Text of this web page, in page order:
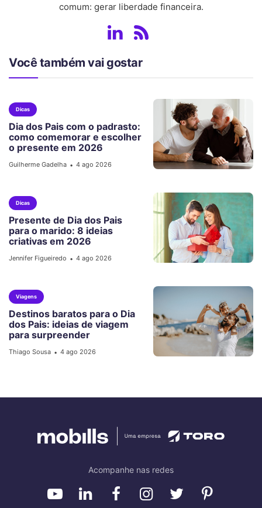
comum: gerar liberdade financeira.
Você também vai gostar
Dicas
Dia dos Pais com o padrasto:
como comemorar e escolher
o presente em 2026
Guilherme Gadelha • 4 ago 2026
Dicas
Presente de Dia dos Pais
para o marido: 8 ideias
criativas em 2026
Jennifer Figueiredo • 4 ago 2026
Viagens
Destinos baratos para o Dia
dos Pais: ideias de viagem
para surpreender
Thiago Sousa • 4 ago 2026
Acompanhe nas redes